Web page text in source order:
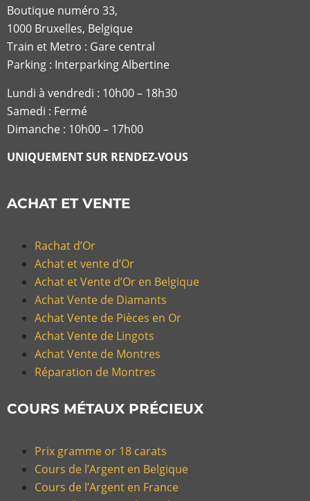
Boutique numéro 33,
1000 Bruxelles, Belgique
Train et Metro : Gare central
Parking : Interparking Albertine
Lundi à vendredi : 10h00 – 18h30
Samedi : Fermé
Dimanche : 10h00 – 17h00
UNIQUEMENT SUR RENDEZ-VOUS
ACHAT ET VENTE
Rachat d’Or
Achat et vente d’Or
Achat et Vente d’Or en Belgique
Achat Vente de Diamants
Achat Vente de Pièces en Or
Achat Vente de Lingots
Achat Vente de Montres
Réparation de Montres
COURS MÉTAUX PRÉCIEUX
Prix gramme or 18 carats
Cours de l’Argent en Belgique
Cours de l’Argent en France